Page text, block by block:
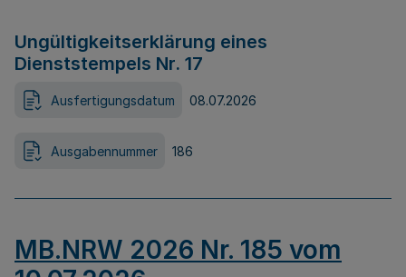
Ungültigkeitserklärung eines
Dienststempels Nr. 17
Ausfertigungsdatum 08.07.2026
Ausgabennummer 186
MB.NRW 2026 Nr. 185 vom